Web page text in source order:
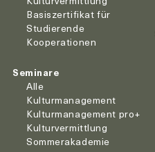
Basiszertifikat für
Studierende
Kooperationen
Seminare
Alle
Kulturmanagement
Kulturmanagement pro+
Kulturvermittlung
Sommerakademie